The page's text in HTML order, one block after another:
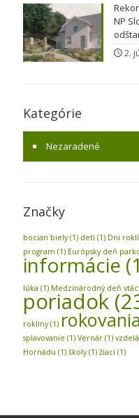
NP
2.
Kategórie
Nezaradené
Značky
bocian biely(1) deti (1) Dni
program (1) Európsky deň
informácie
lúka (1) Medzinárodný deň
poriadok
rokliny(1) rokovania
splavovanie (1) Vernár (1)
Hornádu (1) školy(1) žiaci (1)